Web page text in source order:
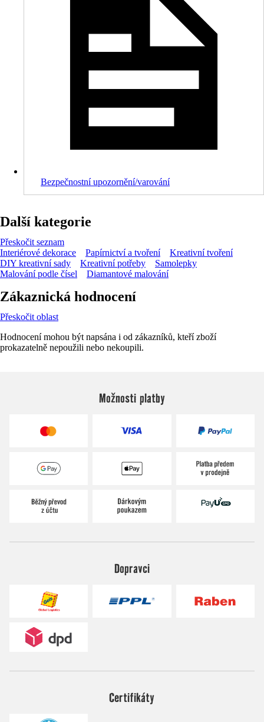
Bezpečnostní upozornění/varování
Další kategorie
Přeskočit seznam
Interiérové dekorace
Papírnictví a tvoření
Kreativní tvoření
DIY kreativní sady
Kreativní potřeby
Samolepky
Malování podle čísel
Diamantové malování
Zákaznická hodnocení
Přeskočit oblast
Hodnocení mohou být napsána i od zákazníků, kteří zboží
prokazatelně nepoužili nebo nekoupili.
Možnosti platby
Dopravci
Certifikáty